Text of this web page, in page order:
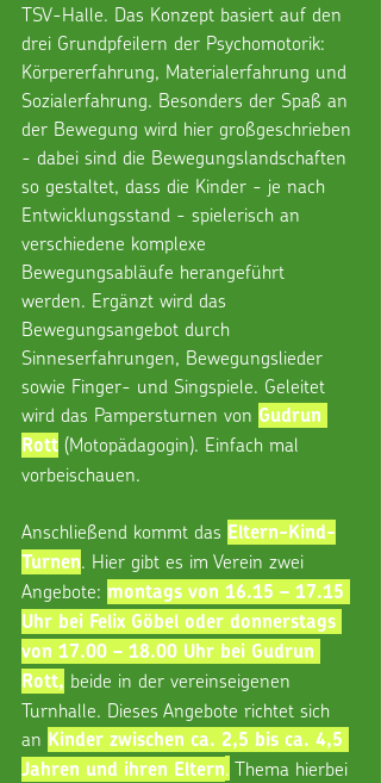
TSV-Halle. Das Konzept basiert auf den
drei Grundpfeilern der Psychomotorik:
Körpererfahrung, Materialerfahrung und
Sozialerfahrung. Besonders der Spaß an
der Bewegung wird hier großgeschrieben
- dabei sind die Bewegungslandschaften
so gestaltet, dass die Kinder - je nach
Entwicklungsstand - spielerisch an
verschiedene komplexe
Bewegungsabläufe herangeführt
werden. Ergänzt wird das
Bewegungsangebot durch
Sinneserfahrungen, Bewegungslieder
sowie Finger- und Singspiele. Geleitet
wird das Pampersturnen von Gudrun
Rott (Motopädagogin). Einfach mal
vorbeischauen.
Anschließend kommt das Eltern-Kind-
Turnen. Hier gibt es im Verein zwei
Angebote: montags von 16.15 – 17.15
Uhr bei Felix Göbel oder donnerstags
von 17.00 – 18.00 Uhr bei Gudrun
Rott, beide in der vereinseigenen
Turnhalle. Dieses Angebote richtet sich
an Kinder zwischen ca. 2,5 bis ca. 4,5
Jahren und ihren Eltern. Thema hierbei